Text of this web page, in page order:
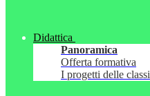
Didattica
Panoramica
Offerta formativa
I progetti delle classi